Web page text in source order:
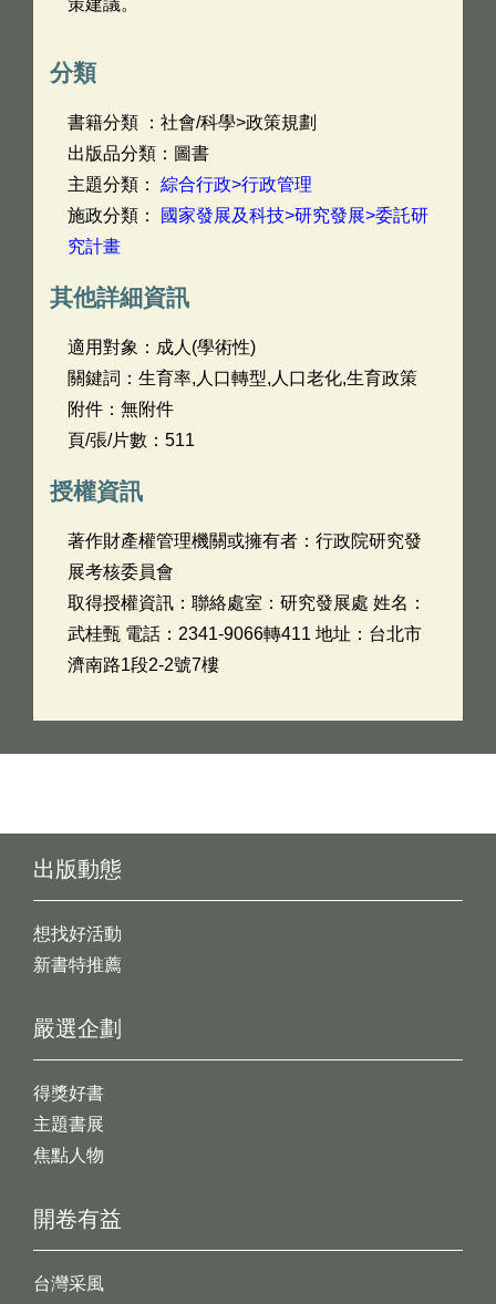
策建議。
分類
書籍分類 ：社會/科學>政策規劃
出版品分類：圖書
主題分類： 綜合行政>行政管理
施政分類：
國家發展及科技>研究發展>委託研
究計畫
其他詳細資訊
適用對象：成人(學術性)
關鍵詞：生育率,人口轉型,人口老化,生育政策
附件：無附件
頁/張/片數：511
授權資訊
著作財產權管理機關或擁有者：行政院研究發
展考核委員會
取得授權資訊：聯絡處室：研究發展處 姓名：
武桂甄 電話：2341-9066轉411 地址：台北市
濟南路1段2-2號7樓
出版動態
想找好活動
新書特推薦
開卷有益
台灣采風
嚴選企劃
得獎好書
主題書展
焦點人物